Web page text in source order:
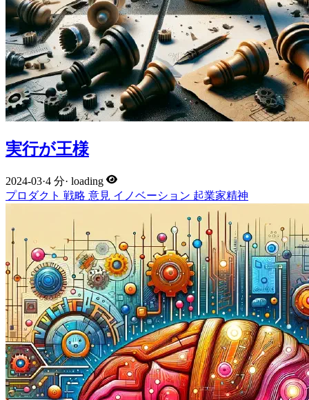
実行が王様
2024-03·4 分· loading
プロダクト 戦略 意見 イノベーション 起業家精神